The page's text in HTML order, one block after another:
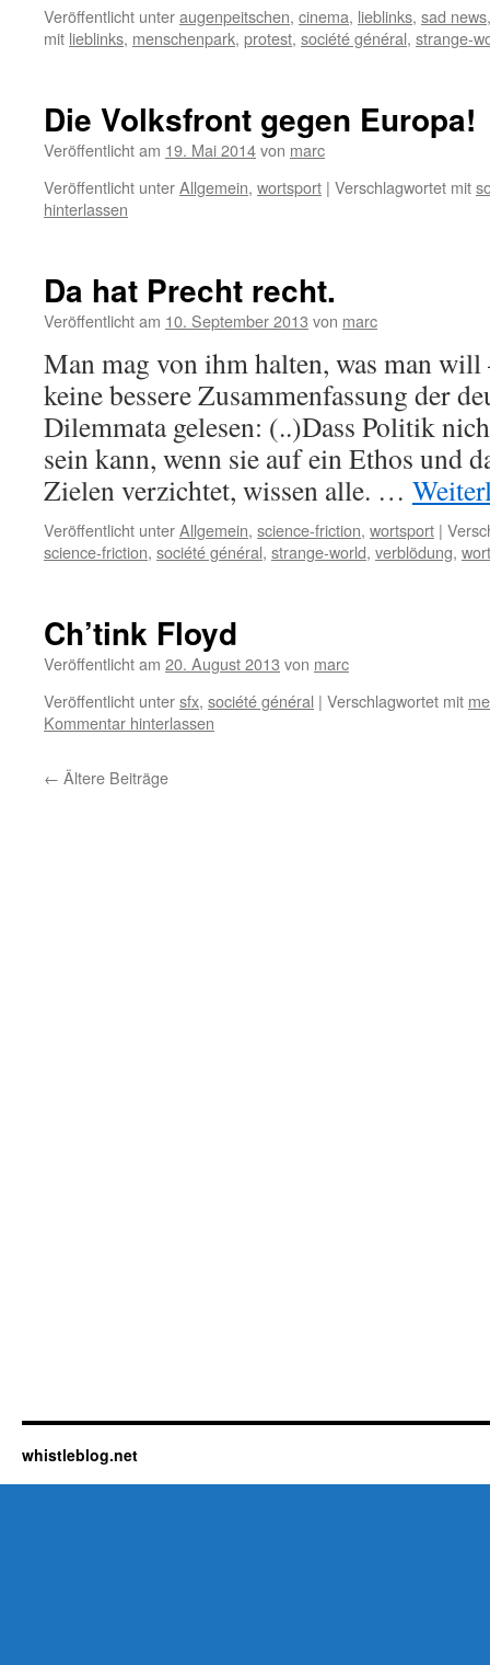
Veröffentlicht unteraugenpeitschen, cinema, lieblinks, sad news
mit lieblinks, menschenpark, protest, société général, strange-
Die Volksfront gegen Europa!
Veröffentlicht am 19. Mai 2014von marc
Veröffentlicht unterAllgemein, wortsport | Verschlagwortet mit
hinterlassen
Da hat Precht recht.
Veröffentlicht am 10. September 2013 von marc
Man mag von ihm halten, was man will
keine bessere Zusammenfassung der
Dilemmata gelesen: (..)Dass Politik
sein kann, wenn sie auf ein Ethos und
Zielen verzichtet, wissen alle. …
Veröffentlicht unterAllgemein, science-friction, wortsport |
science-friction, société général, strange-world, verblödung,
Ch’tink Floyd
Veröffentlicht am 20. August 2013 von marc
Veröffentlicht untersfx, société général | Verschlagwortet mit
Kommentar hinterlassen
← Ältere Beiträge
whistleblog.net